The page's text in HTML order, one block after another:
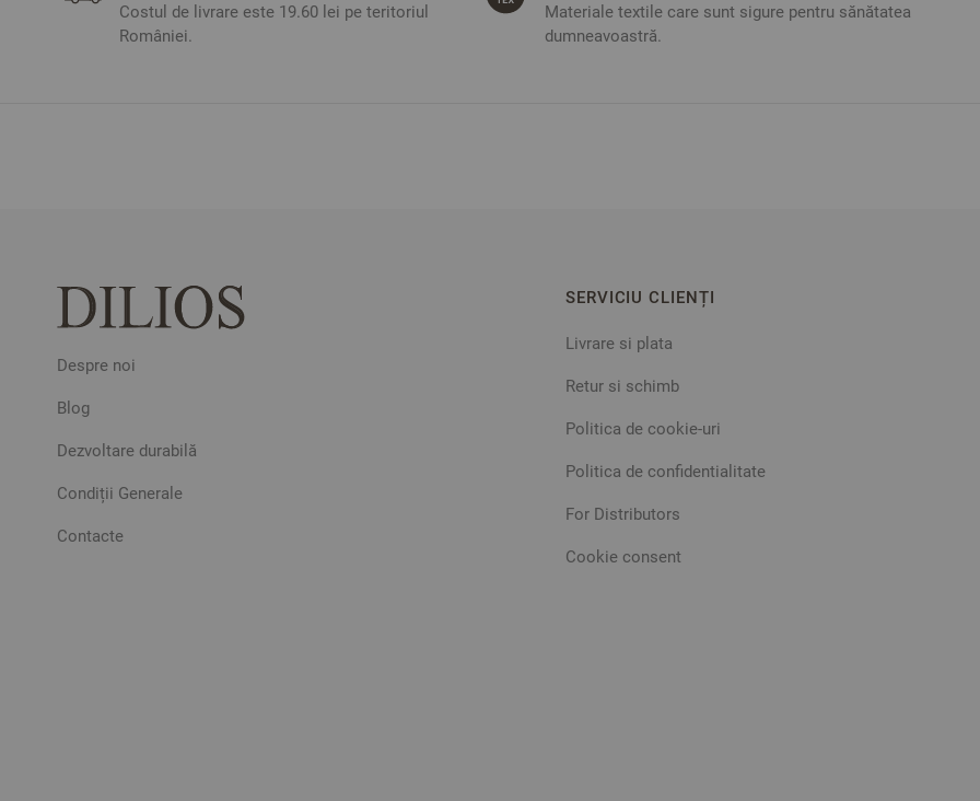
Costul de livrare este 19.60 lei pe teritoriul
României.
Materiale textile care sunt sigure pentru sănătatea
dumneavoastră.
Despre noi
Blog
Dezvoltare durabilă
Condiții Generale
Contacte
SERVICIU CLIENȚI
Livrare si plata
Retur si schimb
Politica de cookie-uri
Politica de confidentialitate
For Distributors
Cookie consent